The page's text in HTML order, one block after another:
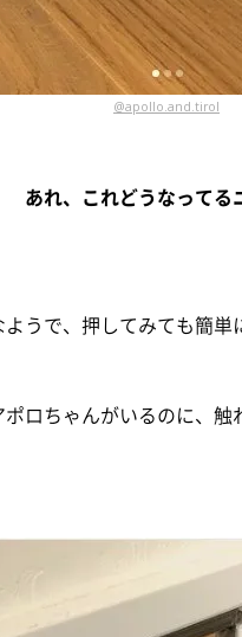
@apollo.and.tirol
あれ、これどうなってる
うで、押してみても簡単
ロちゃんがいるのに、